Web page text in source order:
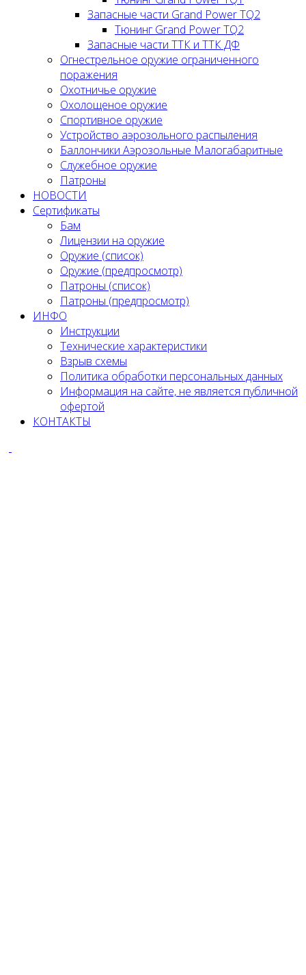
Запасные части Grand Power TQ2
Тюнинг Grand Power TQ2
Запасные части ТТК и ТТК ДФ
Огнестрельное оружие ограниченного
поражения
Охотничье оружие
Охолощеное оружие
Спортивное оружие
Устройство аэрозольного распыления
Баллончики Аэрозольные Малогабаритные
Служебное оружие
Патроны
НОВОСТИ
Сертификаты
Бам
Лицензии на оружие
Оружие (список)
Оружие (предпросмотр)
Патроны (список)
Патроны (предпросмотр)
ИНФО
Инструкции
Технические характеристики
Взрыв схемы
Политика обработки персональных данных
Информация на сайте, не является публичной
офертой
КОНТАКТЫ